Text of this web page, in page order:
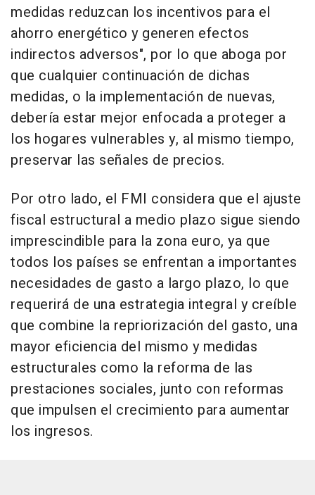
medidas reduzcan los incentivos para el
ahorro energético y generen efectos
indirectos adversos", por lo que aboga por
que cualquier continuación de dichas
medidas, o la implementación de nuevas,
debería estar mejor enfocada a proteger a
los hogares vulnerables y, al mismo tiempo,
preservar las señales de precios.
Por otro lado, el FMI considera que el ajuste
fiscal estructural a medio plazo sigue siendo
imprescindible para la zona euro, ya que
todos los países se enfrentan a importantes
necesidades de gasto a largo plazo, lo que
requerirá de una estrategia integral y creíble
que combine la repriorización del gasto, una
mayor eficiencia del mismo y medidas
estructurales como la reforma de las
prestaciones sociales, junto con reformas
que impulsen el crecimiento para aumentar
los ingresos.